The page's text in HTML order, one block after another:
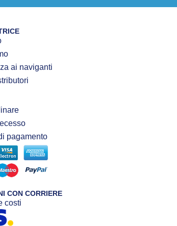
ai naviganti
pagamento
CON CORRIERE
costi